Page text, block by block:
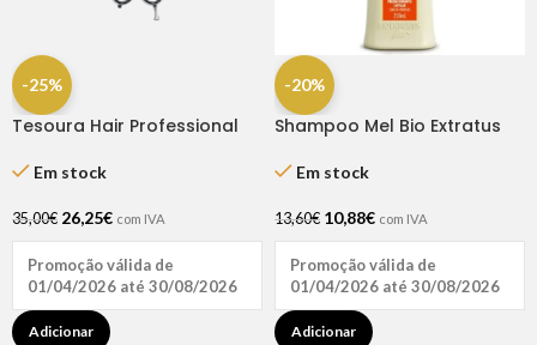
-25%
Tesoura Hair Professional
Em stock
35,00€ 26,25€ com IVA
Promoção válida de
01/04/2026 até 30/08/2026
Adicionar
-20%
Shampoo Mel Bio Extratus
Em stock
13,60€ 10,88€ com IVA
Promoção válida de
01/04/2026 até 30/08/2026
Adicionar